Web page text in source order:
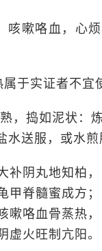
咳嗽咯血，心
于实证者不宜
，捣如泥状：
送服，或水煎
补阴丸地知柏，
甲脊髓蜜成方；
嗽咯血骨蒸热，
虚火旺制亢阳。